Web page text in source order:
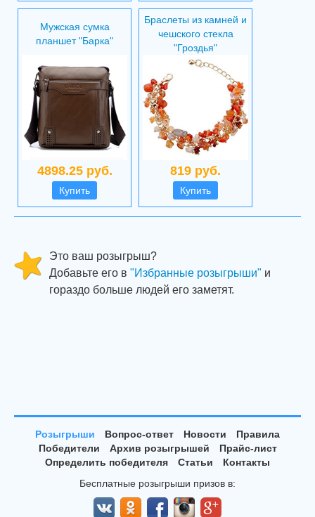
Мужская сумка
планшет "Барка"
4898.25 руб.
Купить
Браслеты из камней и
чешского стекла
"Гроздья"
819 руб.
Купить
Это ваш розыгрыш?
Добавьте его в "Избранные розыгрыши" и
гораздо больше людей его заметят.
Розыгрыши Вопрос-ответ Новости
Правила
Победители
Архив розыгрышей
Прайс-лист
Определить победителя
Статьи
Контакты
Бесплатные розыгрыши призов в: